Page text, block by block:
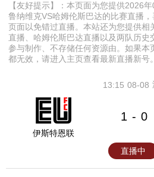
【友好提示】：本页面为您提供2026
鲁纳维克VS哈姆伦斯巴达的比赛直播
页面以免错过直播。本站还为您提供相
直播、哈姆伦斯巴达直播以及两队历史
参与制作、不存储任何资源由。如果本
都无效，请进入主页查看最新直播新号。
08-08
13:15
伊斯特恩联
1 - 0
直播中